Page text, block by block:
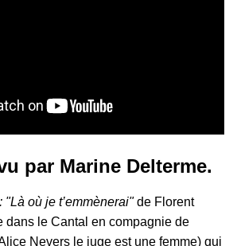
par Marine Delterme.
: "Là où je t’emmènerai"de Florent
dans le Cantal en compagnie de
Nevers le juge est une femme) qui